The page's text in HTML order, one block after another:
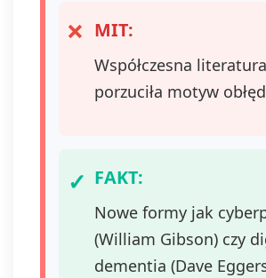
MIT:
Współczesna literatura
porzuciła motyw
FAKT:
Nowe formy jak
(William Gibson) czy
dementia (Dave